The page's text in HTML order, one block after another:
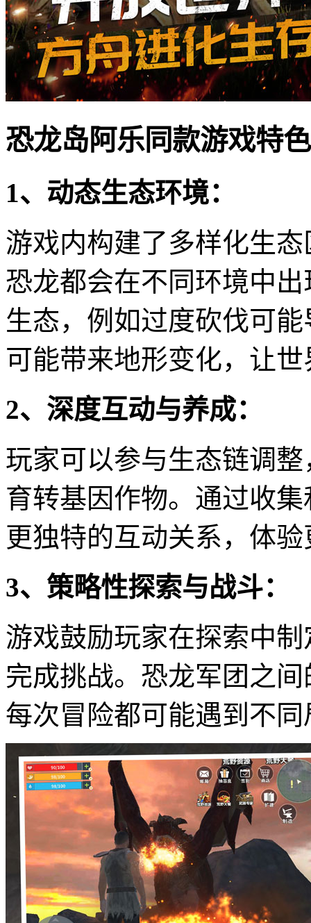
恐龙岛阿乐同款游戏特
1、动态生态环境：
游戏内构建了多样化生
恐龙都会在不同环境中
生态，例如过度砍伐可
可能带来地形变化，让
2、深度互动与养成：
玩家可以参与生态链调
育转基因作物。通过收
更独特的互动关系，体
3、策略性探索与战斗：
游戏鼓励玩家在探索中
完成挑战。恐龙军团之
每次冒险都可能遇到不同